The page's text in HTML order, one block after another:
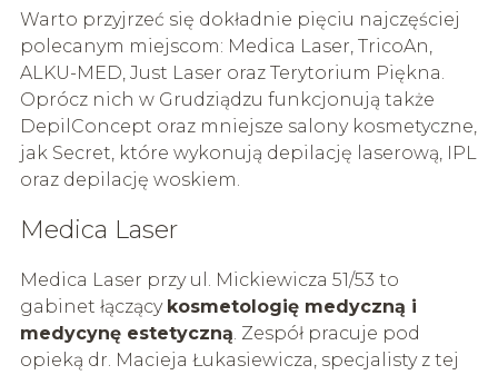
Warto przyjrzeć się dokładnie pięciu najczęściej
polecanym miejscom: Medica Laser, TricoAn,
ALKU-MED, Just Laser oraz Terytorium Piękna.
Oprócz nich w Grudziądzu funkcjonują także
DepilConcept oraz mniejsze salony kosmetyczne,
jak Secret, które wykonują depilację laserową, IPL
oraz depilację woskiem.
Medica Laser
Medica Laser przy ul. Mickiewicza 51/53 to
gabinet łączący kosmetologię medyczną i
medycynę estetyczną. Zespół pracuje pod
opieką dr. Macieja Łukasiewicza, specjalisty z tej